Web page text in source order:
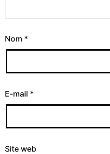
Nom *
E-mail *
Site web